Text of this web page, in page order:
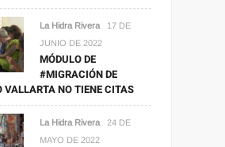
La Hidra Rivera
17 DE
JUNIO DE 2022
MÓDULO DE
#MIGRACIÓN DE
VALLARTA NO TIENE CITAS
La Hidra Rivera
24 DE
MAYO DE 2022